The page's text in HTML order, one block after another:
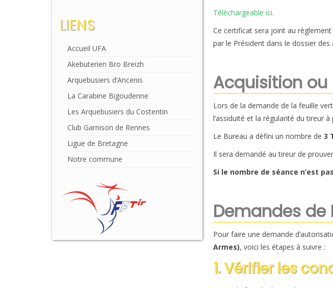
Téléchargeable ici.
Ce certificat sera joint au
par le Président dans le dossier des
Acquisition ou
Lors de la demande de la feuille
l’assiduité et la régularité du tireur
Le Bureau a défini un nombre de 3
Il sera demandé au tireur de
Si le nombre de séance n’est
Demandes de
Pour faire une demande
Armes), voici les étapes à suivre :
1. Vérifier les
LIENS
Accueil UFA
Akebuterien Bro Breizh
Arquebusiers d’Ancenis
La Carabine Bigoudenne
Les Arquebusiers du Costentin
Club Garnison de Rennes
Ligue de Bretagne
Notre commune